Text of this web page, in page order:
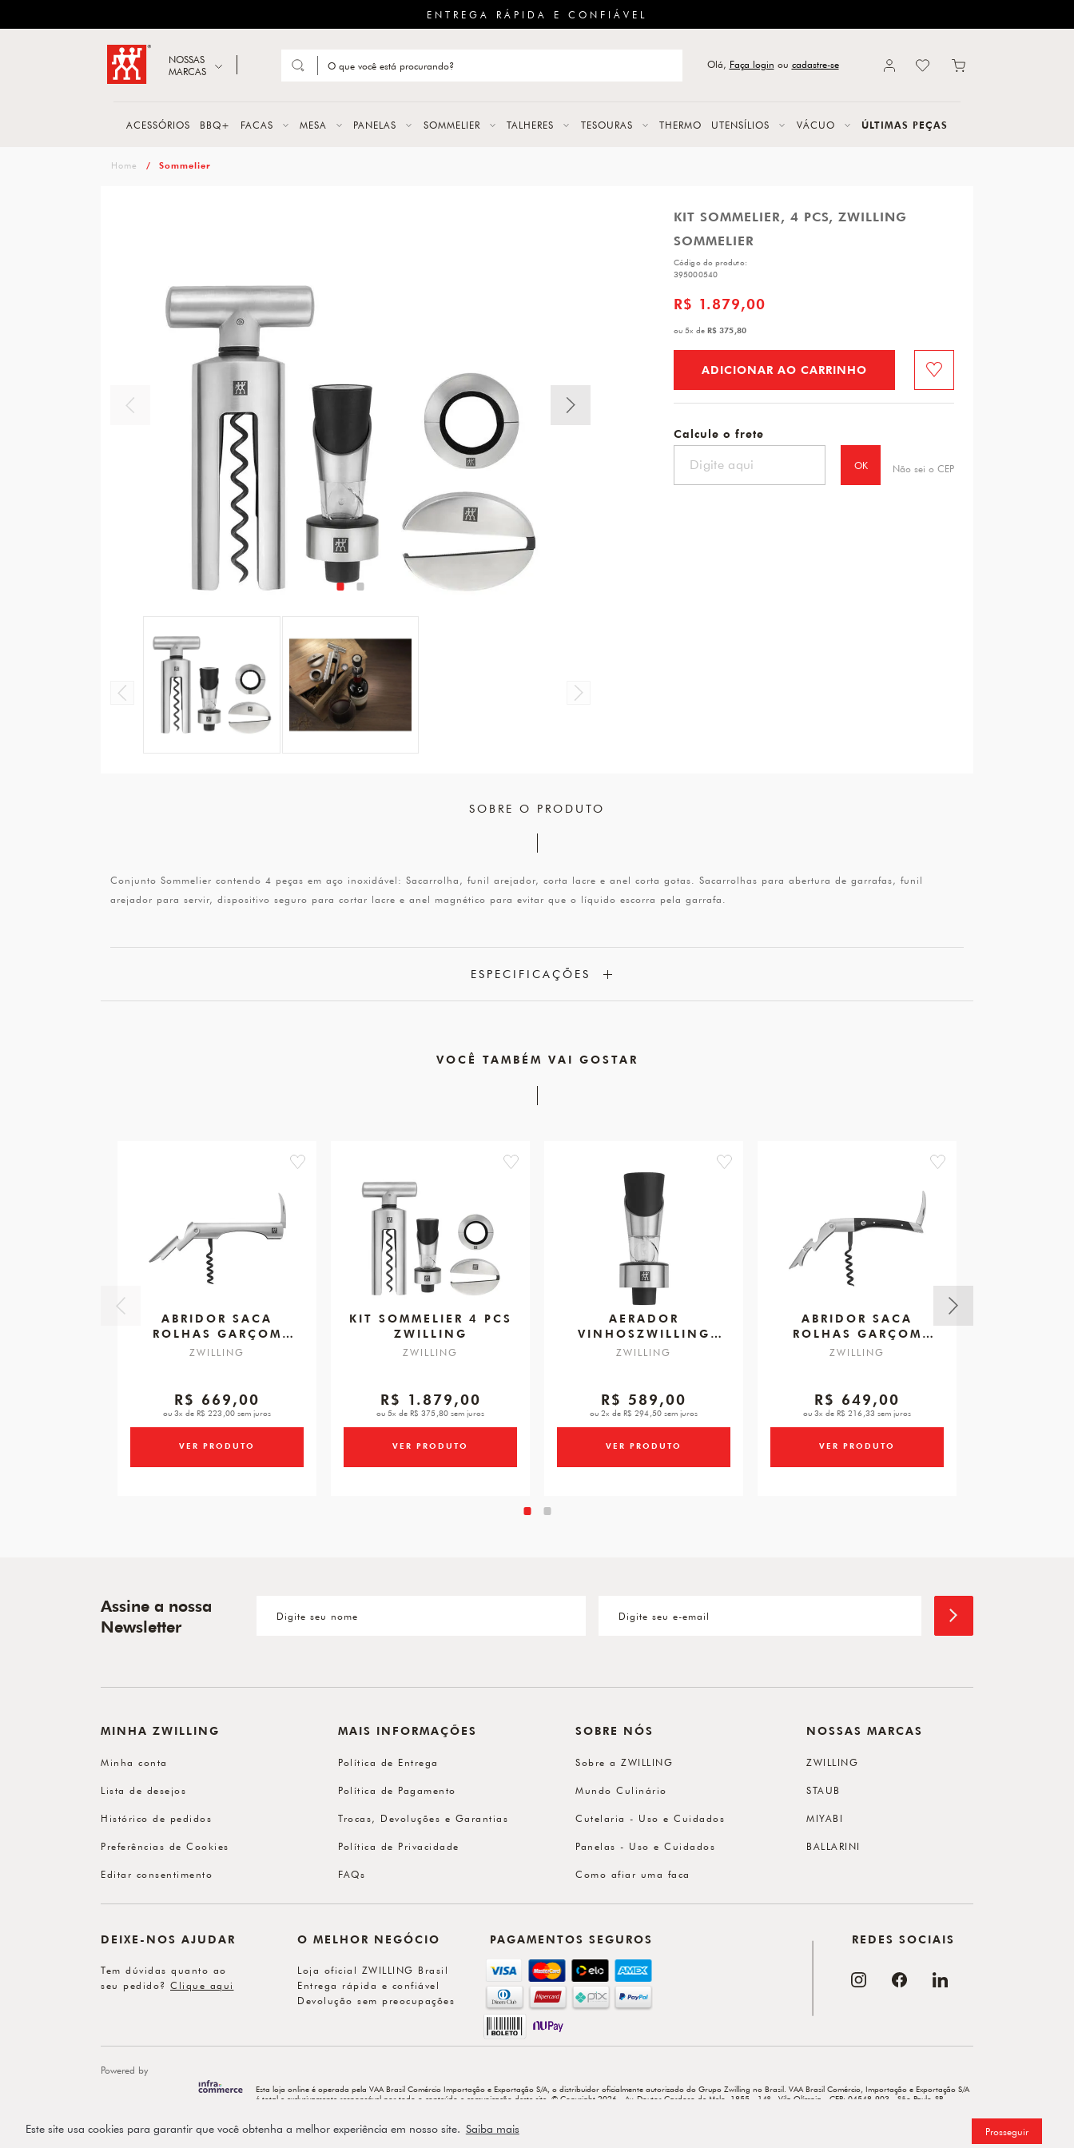
Este site usa cookies para garantir que você obtenha a melhor experiência em nosso site. Saiba mais Prosseguir
ENTREGA RÁPIDA E CONFIÁVEL
ZWILLING
NOSSAS
MARCAS
FACAS
Olá, Faça login ou cadastre-se
ACESSÓRIOS BBQ+ FACAS MESA PANELAS SOMMELIER TALHERES TESOURAS THERMO UTENSÍLIOS VÁCUO ÚLTIMAS PEÇAS
Sommelier
KIT SOMMELIER, 4 PCS, ZWILLING
SOMMELIER
Código do produto:
395000540
R$ 1.879,00
ou5x de R$ 375,80
ADICIONAR AO CARRINHO Favorito
Calcule o frete
OK Não sei o CEP
SOBRE O PRODUTO
Conjunto Sommelier contendo 4 peças em aço inoxidável: Sacarrolha, funil arejador, corta lacre e anel corta gotas. Sacarrolhas para abertura de garrafas, funil
arejador para servir, dispositivo seguro para cortar lacre e anel magnético para evitar que o líquido escorra pela garrafa.
ESPECIFICAÇÕES
VOCÊ TAMBÉM VAI GOSTAR
favorite
ABRIDOR SACA
ROLHAS GARÇOM
VINHO
ZWILLING
R$ 669,00
ou 3x de R$ 223,00 sem juros
VER PRODUTO
favorite
KIT SOMMELIER 4 PCS
ZWILLING
ZWILLING
R$ 1.879,00
ou 5x de R$ 375,80 sem juros
VER PRODUTO
favorite
AERADOR
VINHOSZWILLING
SOMMELIER
ZWILLING
R$ 589,00
ou 2x de R$ 294,50 sem juros
VER PRODUTO
favorite
ABRIDOR SACA
ROLHAS GARÇOM
VINHO
ZWILLING
R$ 649,00
ou 3x de R$ 216,33 sem juros
VER PRODUTO
Assine a nossa
Newsletter
MINHA ZWILLING
Minha conta
Lista de desejos
Histórico de pedidos
Preferências de Cookies
Editar consentimento
MAIS INFORMAÇÕES
Política de Entrega
Política de Pagamento
Trocas, Devoluções e Garantias
Política de Privacidade
FAQs
SOBRE NÓS
Sobre a ZWILLING
Mundo Culinário
Cutelaria - Uso e Cuidados
Panelas - Uso e Cuidados
Como afiar uma faca
NOSSAS MARCAS
ZWILLING
STAUB
MIYABI
BALLARINI
DEIXE-NOS AJUDAR
Tem dúvidas quanto ao
seu pedido? Clique aqui
O MELHOR NEGÓCIO
Loja oficial ZWILLING Brasil
Entrega rápida e confiável
Devolução sem preocupações
PAGAMENTOS SEGUROS REDES SOCIAIS
Powered by
Esta loja online é operada pela VAA Brasil Comércio Importação e Exportação S/A, o distribuidor oficialmente autorizado do Grupo Zwilling no Brasil. VAA Brasil Comércio, Importação e Exportação S/A
é total e exclusivamente responsável por todo o conteúdo e comunicação deste site. © Copyright 2026 - Av. Doutor Cardoso de Melo, 1855 - 14º - Vila Olímpia - CEP: 04548-903 - São Paulo-SP.